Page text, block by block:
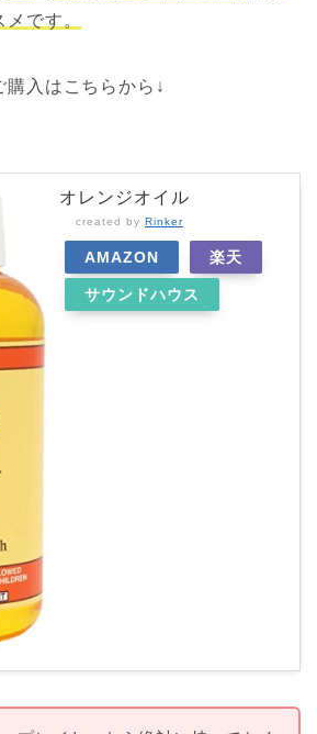
です。
購入はこちらから↓
オレンジオイル
created by Rinker
AMAZON 楽天
サウンドハウス